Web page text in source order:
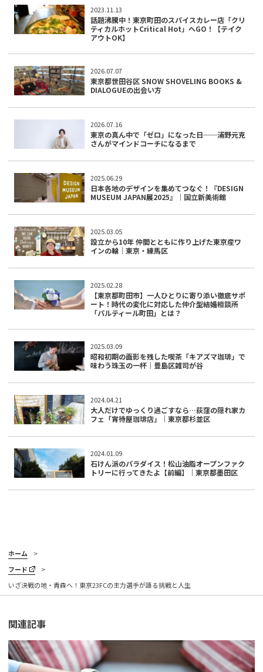
2023.11.13
話題沸騰中！東京町田のスパイスカレー店「クリ
ティカルホットCritical Hot」へGO！【テイク
アウトOK】
2026.07.07
東京都世田谷区 SNOW SHOVELING BOOKS &
DIALOGUEの出会い方
2026.07.16
東京の真ん中で「ゼロ」になった日──浦野元克
さんがマインドコーチになるまで
2025.06.29
日本各地のデザインを集めてつなぐ！『DESIGN
MUSEUM JAPAN展2025』｜国立新美術館
2025.03.05
設立から10年 仲間とともに作り上げた東京産ワ
インの輪｜東京・練馬区
2025.02.28
【東京都町田市】一人ひとりに寄り添い徹底サポ
ート！時代の変化に対応した仲介型結婚相談所
「パルティール町田」とは？
2025.03.09
昭和初期の面影を残した喫茶「キアズマ珈琲」で
味わう珠玉の一杯｜豊島区雑司が谷
2024.04.21
大人だけでゆっくり過ごすなら…荻窪の隠れ家カ
フェ「宵待屋珈琲店」｜東京都杉並区
2024.01.09
石けん派のパラダイス！松山油脂オープンファク
トリーに行ってきたよ【前編】｜東京都墨田区
ホーム
フード
いざ決戦の地・青森へ！東京23FCの主力選手が語る挑戦と人生
関連記事